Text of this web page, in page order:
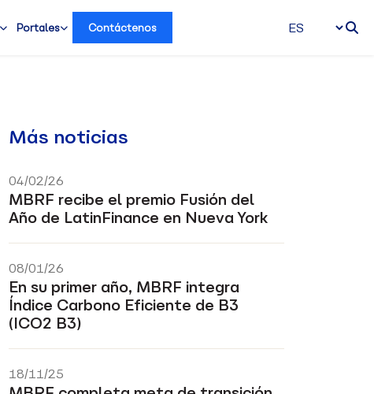
Portales Contáctenos
Más noticias
04/02/26
MBRF recibe el premio Fusión del
Año de LatinFinance en Nueva York
08/01/26
En su primer año, MBRF integra
Índice Carbono Eficiente de B3
(ICO2 B3)
18/11/25